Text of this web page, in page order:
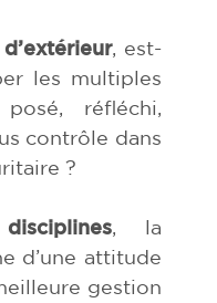
, est-
les multiples
réfléchi,
contrôle dans
?
, la
d’une attitude
gestion